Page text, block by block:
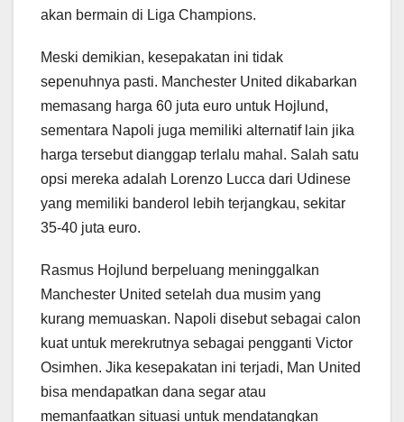
akan bermain di Liga Champions.
Meski demikian, kesepakatan ini tidak
sepenuhnya pasti. Manchester United dikabarkan
memasang harga 60 juta euro untuk Hojlund,
sementara Napoli juga memiliki alternatif lain jika
harga tersebut dianggap terlalu mahal. Salah satu
opsi mereka adalah Lorenzo Lucca dari Udinese
yang memiliki banderol lebih terjangkau, sekitar
35-40 juta euro.
Rasmus Hojlund berpeluang meninggalkan
Manchester United setelah dua musim yang
kurang memuaskan. Napoli disebut sebagai calon
kuat untuk merekrutnya sebagai pengganti Victor
Osimhen. Jika kesepakatan ini terjadi, Man United
bisa mendapatkan dana segar atau
memanfaatkan situasi untuk mendatangkan